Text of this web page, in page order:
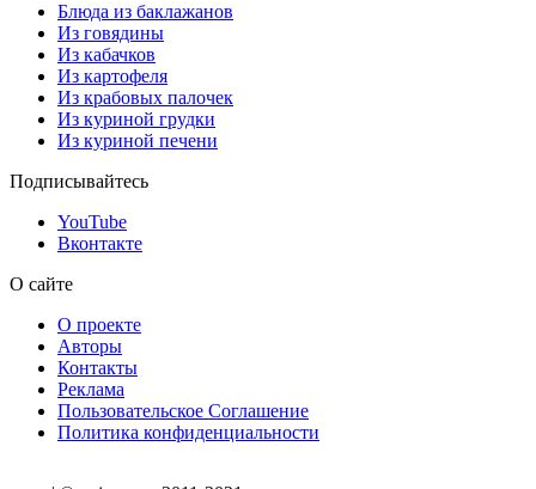
Блюда из баклажанов
Из говядины
Из кабачков
Из картофеля
Из крабовых палочек
Из куриной грудки
Из куриной печени
Подписывайтесь
YouTube
Вконтакте
О сайте
О проекте
Авторы
Контакты
Реклама
Пользовательское Соглашение
Политика конфиденциальности